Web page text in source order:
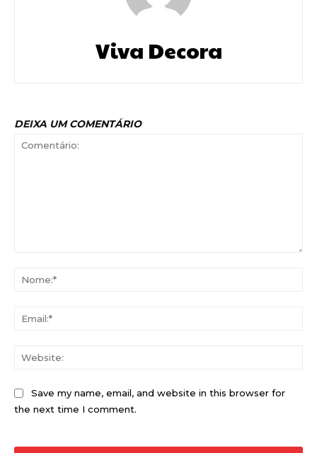
Viva Decora
DEIXA UM COMENTÁRIO
Save my name, email, and website in this browser for
the next time I comment.